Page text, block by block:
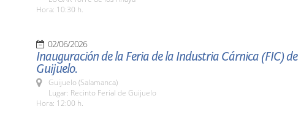
Hora: 10:30 h.
02/06/2026
Inauguración de la Feria de la Industria Cárnica (FIC) de
Guijuelo.
Guijuelo (Salamanca)
Lugar: Recinto Ferial de Guijuelo
Hora: 12:00 h.